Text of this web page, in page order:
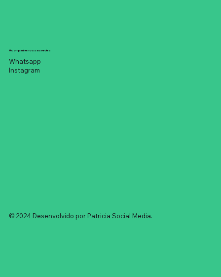
Acompanhe nossas redes
Whatsapp
Instagram
© 2024 Desenvolvido por Patricia Social Media.